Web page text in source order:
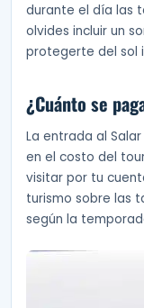
durante el día las
olvides incluir un
protegerte del sol
¿Cuánto se
La entrada al
en el costo del
visitar por tu
turismo sobre las
según la